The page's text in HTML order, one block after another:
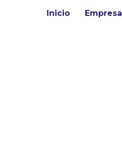
Inicio Empresa